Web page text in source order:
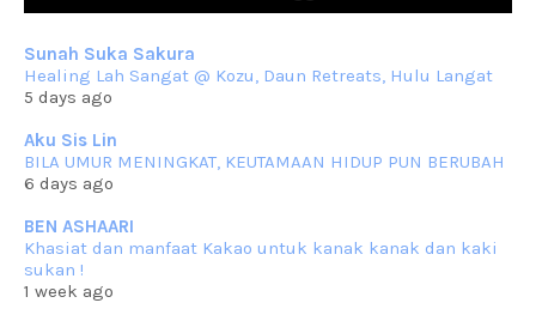
RESIPI KUIH KASWI KELEDEK UNGU
Assalammualaikum, salam semua. Masih belum terlambat untuk che
mat ucapkan
Jun 30 2023
RESIPI KURMA AYAM MERAH
Assalammualaikum, salam semua. Hari ni 4 Zulhijjah 1444 Hijrah,
Jun 23 2023
RESIPI SAMBAL PARU
Assalammualaikum, salam sejahtera semua. Lama betul che mat tak
Sunah Suka Sakura
Healing Lah Sangat @ Kozu, Daun Retreats, Hulu Langat
5 days ago
Aku Sis Lin
BILA UMUR MENINGKAT, KEUTAMAAN HIDUP PUN BERUBAH
6 days ago
BEN ASHAARI
Khasiat dan manfaat Kakao untuk kanak kanak dan kaki
sukan !
1 week ago